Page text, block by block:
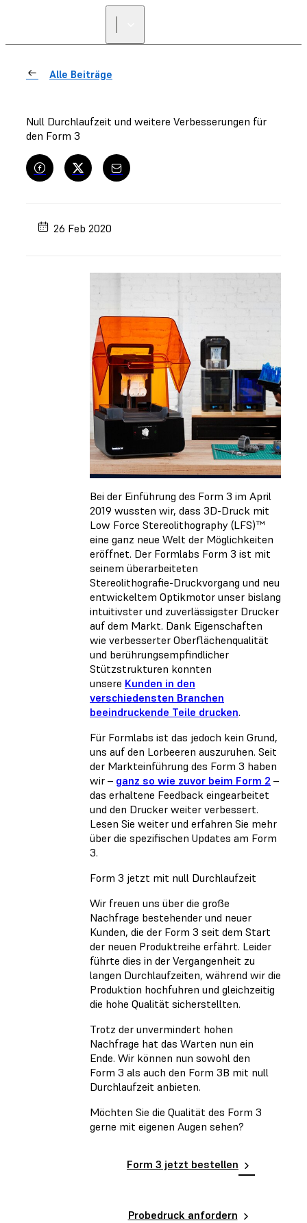
Alle Beiträge
Null Durchlaufzeit und weitere Verbesserungen für
den Form 3
26 Feb 2020
Bei der Einführung des Form 3 im April
2019 wussten wir, dass 3D-Druck mit
Low Force Stereolithography (LFS)™
eine ganz neue Welt der Möglichkeiten
eröffnet. Der Formlabs Form 3 ist mit
seinem überarbeiteten
Stereolithografie-Druckvorgang und neu
entwickeltem Optikmotor unser bislang
intuitivster und zuverlässigster Drucker
auf dem Markt. Dank Eigenschaften
wie verbesserter Oberflächenqualität
und berührungsempfindlicher
Stützstrukturen konnten
unsere Kunden in den
verschiedensten Branchen
beeindruckende Teile drucken.
Für Formlabs ist das jedoch kein Grund,
uns auf den Lorbeeren auszuruhen. Seit
der Markteinführung des Form 3 haben
wir – ganz so wie zuvor beim Form 2 –
das erhaltene Feedback eingearbeitet
und den Drucker weiter verbessert.
Lesen Sie weiter und erfahren Sie mehr
über die spezifischen Updates am Form
3.
Form 3 jetzt mit null Durchlaufzeit
Wir freuen uns über die große
Nachfrage bestehender und neuer
Kunden, die der Form 3 seit dem Start
der neuen Produktreihe erfährt. Leider
führte dies in der Vergangenheit zu
langen Durchlaufzeiten, während wir die
Produktion hochfuhren und gleichzeitig
die hohe Qualität sicherstellten.
Trotz der unvermindert hohen
Nachfrage hat das Warten nun ein
Ende. Wir können nun sowohl den
Form 3 als auch den Form 3B mit null
Durchlaufzeit anbieten.
Möchten Sie die Qualität des Form 3
gerne mit eigenen Augen sehen?
Form 3 jetzt bestellen
Probedruck anfordern